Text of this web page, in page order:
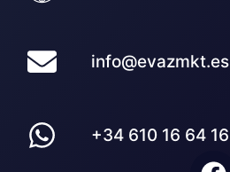
info@evazmkt.es
+34 610 16 64 16